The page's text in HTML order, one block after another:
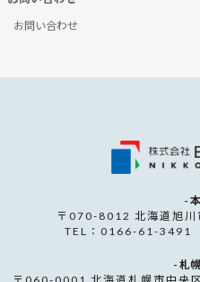
お問い合わせ
-
〒070-8012 北海道旭
TEL：0166-61-
- 札